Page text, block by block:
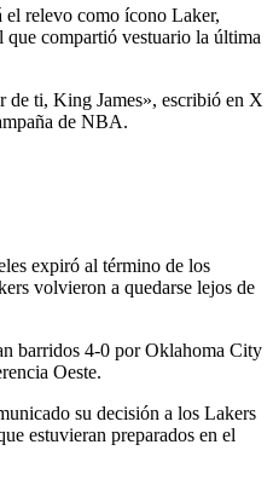
relevo como ícono Laker,
compartió vestuario la última
de ti, King James», escribió en X
de NBA.
expiró al término de los
volvieron a quedarse lejos de
barridos 4-0 por Oklahoma City
Oeste.
su decisión a los Lakers
estuvieran preparados en el